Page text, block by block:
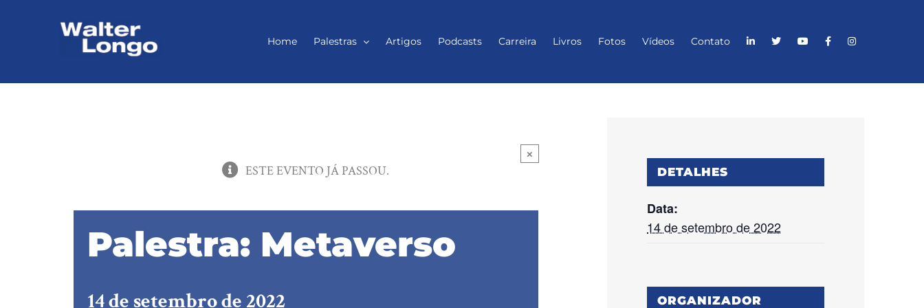
Home Palestras Artigos Podcasts Carreira Livros Fotos Vídeos Contato
×
ESTE EVENTO JÁ PASSOU.
Palestra: Metaverso
14 de setembro de 2022
DETALHES
Data:
14 de setembro de 2022
ORGANIZADOR